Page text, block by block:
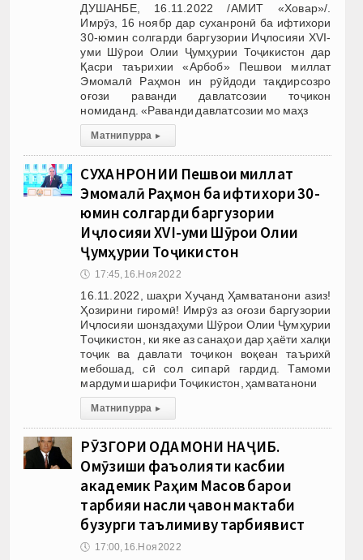
ДУШАНБЕ, 16.11.2022 /АМИТ «Ховар»/.
Имрӯз, 16 ноябр дар суханронӣ ба ифтихори
30-юмин солгарди баргузории Иҷлосияи XVI-
уми Шӯрои Олии Ҷумҳурии Тоҷикистон дар
Қасри таърихии «Арбоб» Пешвои миллат
Эмомалӣ Раҳмон ин рӯйдоди тақдирсозро
оғози раванди давлатсозии тоҷикон
номиданд. «Раванди давлатсозии мо маҳз
Матни пурра ▸
СУХАНРОНИИ Пешвои миллат
Эмомалӣ Раҳмон ба ифтихори 30-
юмин солгарди баргузории
Иҷлосияи XVI-уми Шӯрои Олии
Ҷумҳурии Тоҷикистон
🕔 17:45, 16.Ноя 2022
16.11.2022, шаҳри Хуҷанд Ҳамватанони азиз!
Ҳозирини гиромӣ! Имрӯз аз оғози баргузории
Иҷлосияи шонздаҳуми Шӯрои Олии Ҷумҳурии
Тоҷикистон, ки яке аз санаҳои дар ҳаёти халқи
тоҷик ва давлати тоҷикон воқеан таърихӣ
мебошад, сӣ сол сипарӣ гардид. Тамоми
мардуми шарифи Тоҷикистон, ҳамватанони
Матни пурра ▸
РӮЗГОРИ ОДАМОНИ НАҶИБ.
Омӯзиши фаъолияти касбии
академик Раҳим Масов барои
тарбияи насли ҷавон мактаби
бузурги таълимиву тарбиявист
🕔 17:00, 16.Ноя 2022